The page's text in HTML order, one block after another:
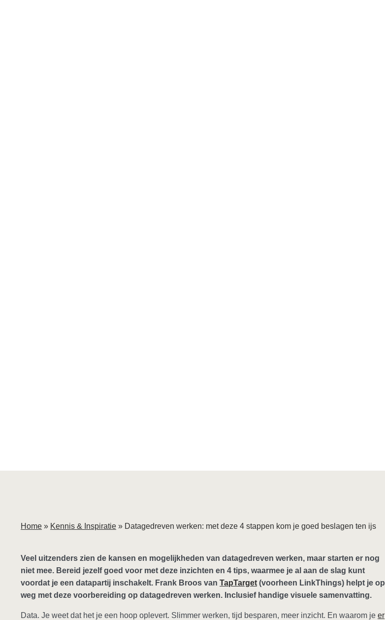
Home » Kennis & Inspiratie » Datagedreven werken: met deze 4 stappen kom je goed beslagen ten ijs
Veel uitzenders zien de kansen en mogelijkheden van datagedreven werken, maar starten er nog
niet mee. Bereid jezelf goed voor met deze inzichten en 4 tips, waarmee je al aan de slag kunt
voordat je een datapartij inschakelt. Frank Broos van TapTarget (voorheen LinkThings) helpt je op
weg met deze voorbereiding op datagedreven werken. Inclusief handige visuele samenvatting.
Data. Je weet dat het je een hoop oplevert. Slimmer werken, tijd besparen, meer inzicht. En waarom je er